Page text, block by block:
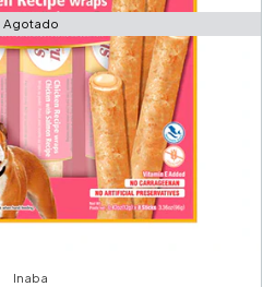
Agotado
Inaba